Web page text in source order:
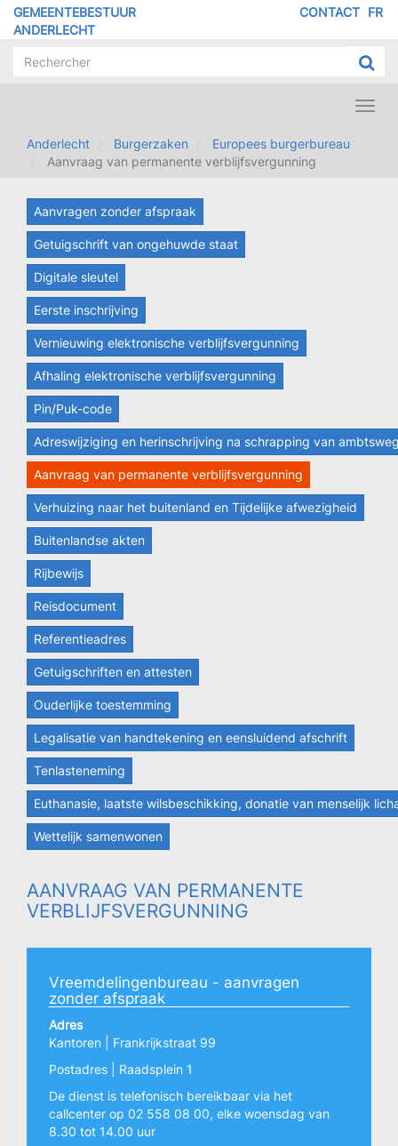
Overslaan
GEMEENTEBESTUUR
ANDERLECHT
FR
CONTACT
Anderlecht
Burgerzaken
Europees burgerbureau
Aanvraag van permanente verblijfsvergunning
Aanvragen zonder afspraak
Getuigschrift van ongehuwde staat
Digitale sleutel
Eerste inschrijving
Vernieuwing elektronische verblijfsvergunning
Afhaling elektronische verblijfsvergunning
Pin/Puk-code
Adreswijziging en herinschrijving na schrapping van
Aanvraag van permanente verblijfsvergunning
Verhuizing naar het buitenland en Tijdelijke afwezigheid
Buitenlandse akten
Rijbewijs
Reisdocument
Referentieadres
Getuigschriften en attesten
Ouderlijke toestemming
Legalisatie van handtekening en eensluidend afschrift
Tenlasteneming
Euthanasie, laatste wilsbeschikking, donatie van menselijk
Wettelijk samenwonen
AANVRAAG VAN PERMANENTE
VERBLIJFSVERGUNNING
Vreemdelingenbureau - aanvragen
zonder afspraak
Adres
Kantoren | Frankrijkstraat 99
Postadres | Raadsplein 1
De dienst is telefonisch bereikbaar via het
callcenter op 02 558 08 00, elke woensdag van
8.30 tot 14.00 uur